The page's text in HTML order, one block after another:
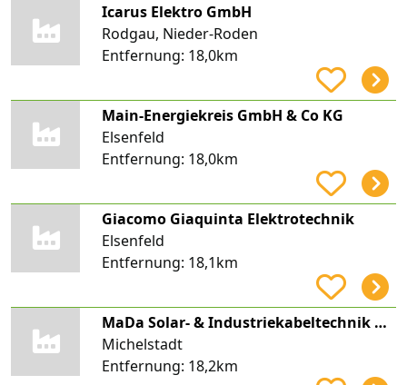
Icarus Elektro GmbH
Rodgau, Nieder-Roden
Entfernung: 18,0km
Main-Energiekreis GmbH & Co KG
Elsenfeld
Entfernung: 18,0km
Giacomo Giaquinta Elektrotechnik
Elsenfeld
Entfernung: 18,1km
MaDa Solar- & Industriekabeltechnik GmbH
Michelstadt
Entfernung: 18,2km